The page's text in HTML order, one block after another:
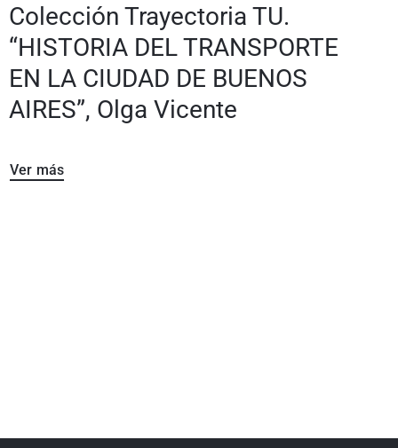
Colección Trayectoria TU.
“HISTORIA DEL TRANSPORTE
EN LA CIUDAD DE BUENOS
AIRES”, Olga Vicente
Ver más